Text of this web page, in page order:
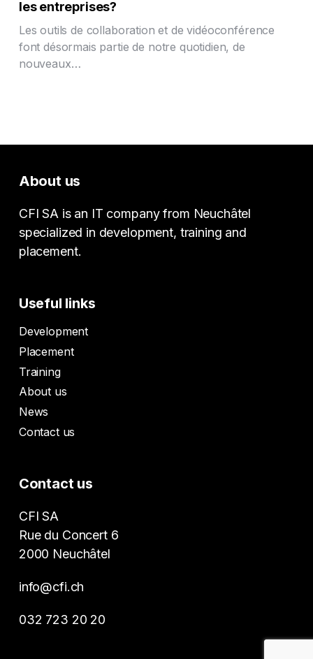
les entreprises?
Les outils de collaboration et de vidéoconférence
font désormais partie de notre quotidien, de
nouveaux…
About us
CFI SA is an IT company from Neuchâtel
specialized in development, training and
placement.
Useful links
Development
Placement
Training
About us
News
Contact us
Contact us
CFI SA
Rue du Concert 6
2000 Neuchâtel
info@cfi.ch
032 723 20 20